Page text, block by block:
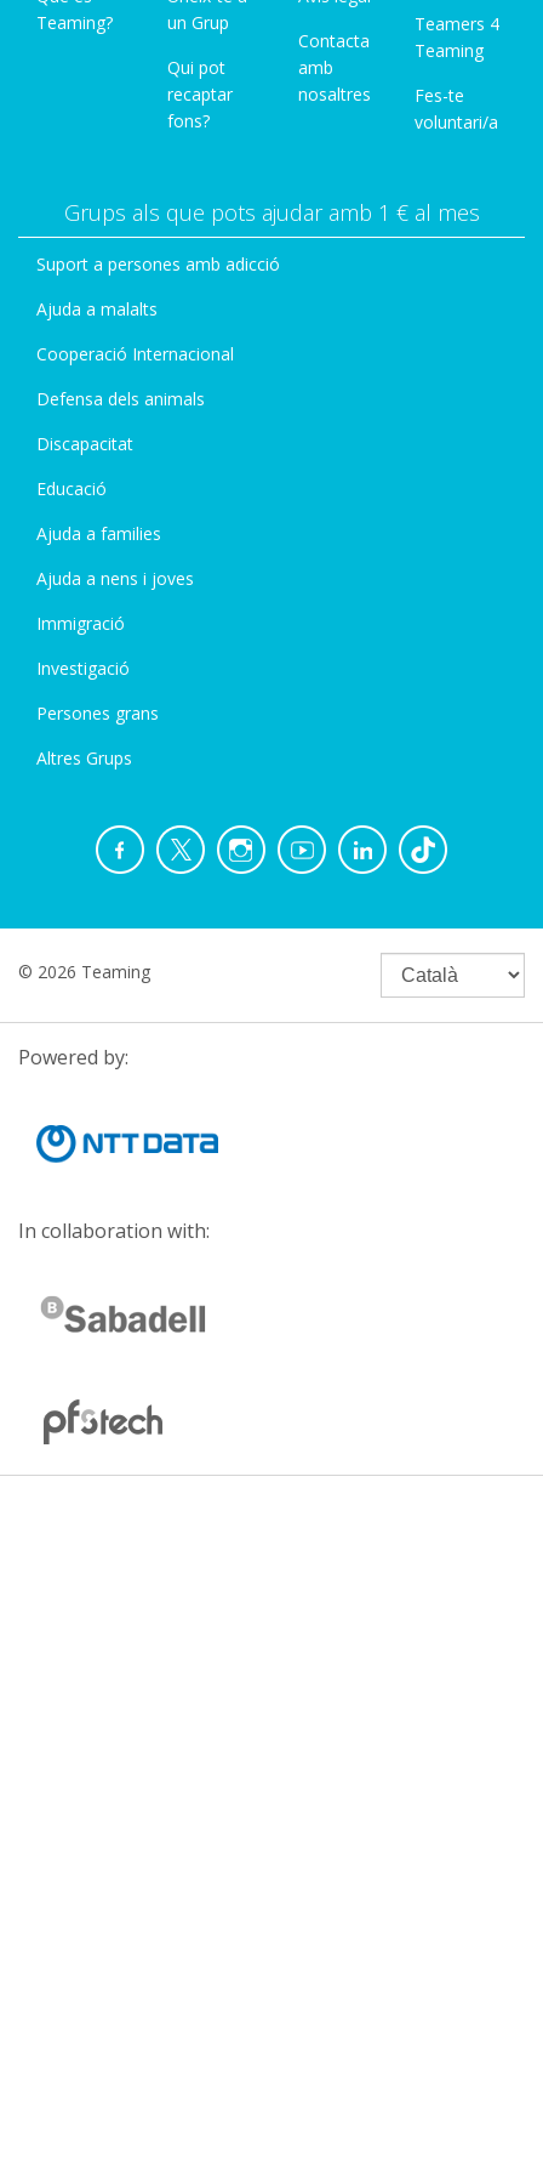
Teaming?
un Grup
Qui pot
recaptar
fons?
Contacta
amb
nosaltres
Teamers 4
Teaming
Fes-te
voluntari/a
Grups als que pots ajudar amb 1 € al mes
Suport a persones amb adicció
Ajuda a malalts
Cooperació Internacional
Defensa dels animals
Discapacitat
Educació
Ajuda a families
Ajuda a nens i joves
Immigració
Investigació
Persones grans
Altres Grups
© 2026 Teaming
Powered by:
In collaboration with: